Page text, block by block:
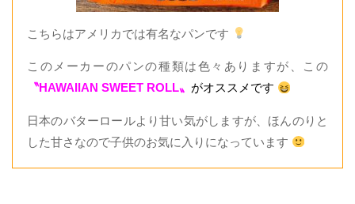
こちらはアメリカでは有名なパンです
このメーカーのパンの種類は色々ありますが、この
〝HAWAIIAN SWEET ROLL〟 がオススメです
日本のバターロールより甘い気がしますが、ほんのりと
した甘さなので子供のお気に入りになっています